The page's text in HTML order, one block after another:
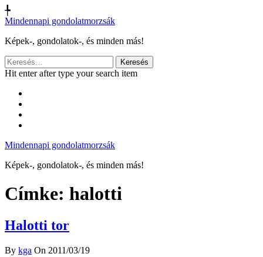
╄
Mindennapi gondolatmorzsák
Képek-, gondolatok-, és minden más!
Keresés:
Hit enter after type your search item
Mindennapi gondolatmorzsák
Képek-, gondolatok-, és minden más!
Címke: halotti
Halotti tor
By kga On 2011/03/19